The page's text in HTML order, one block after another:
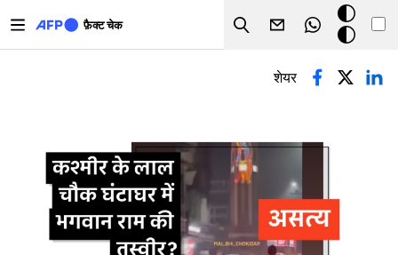
फ़ैक्ट चेक
Search
डार्क
मोड
प्राथमिक टैब्स
शेयर